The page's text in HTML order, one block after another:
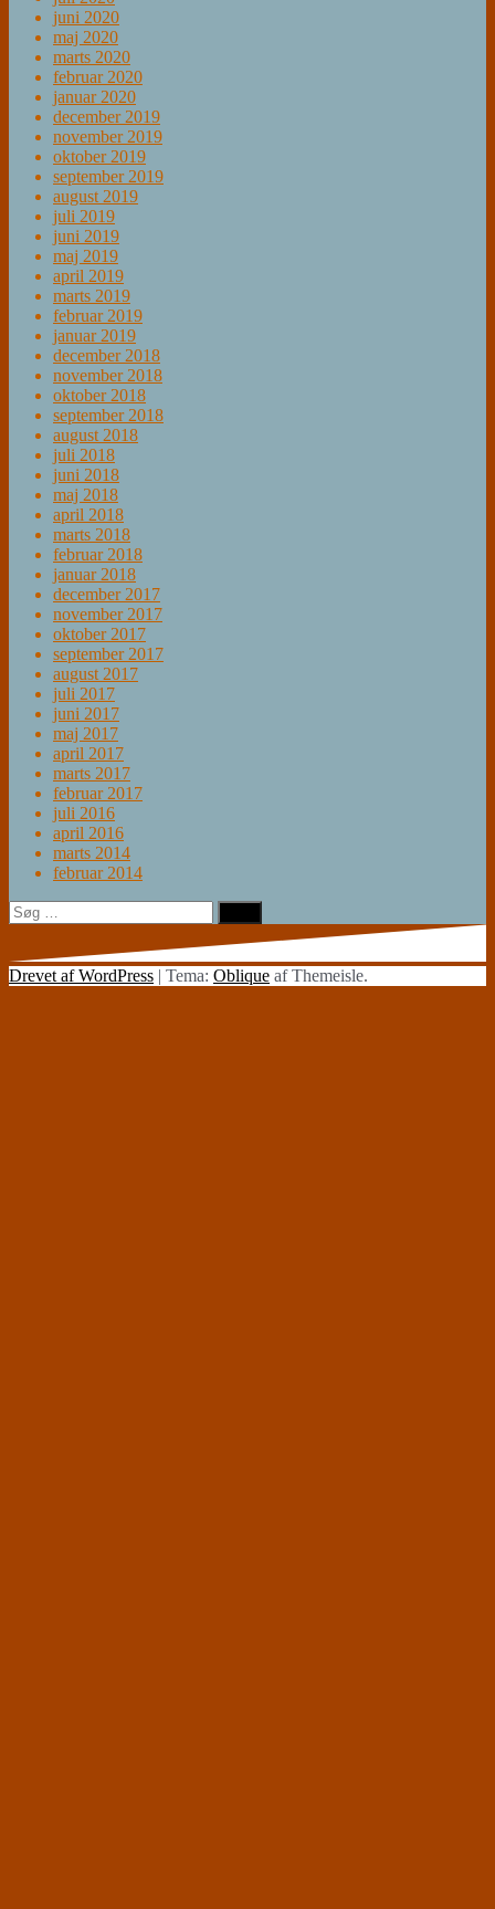
juni 2020
maj 2020
marts 2020
februar 2020
januar 2020
december 2019
november 2019
oktober 2019
september 2019
august 2019
juli 2019
juni 2019
maj 2019
april 2019
marts 2019
februar 2019
januar 2019
december 2018
november 2018
oktober 2018
september 2018
august 2018
juli 2018
juni 2018
maj 2018
april 2018
marts 2018
februar 2018
januar 2018
december 2017
november 2017
oktober 2017
september 2017
august 2017
juli 2017
juni 2017
maj 2017
april 2017
marts 2017
februar 2017
juli 2016
april 2016
marts 2014
februar 2014
Søg
efter:
Drevet af WordPress | Tema: Oblique af Themeisle.